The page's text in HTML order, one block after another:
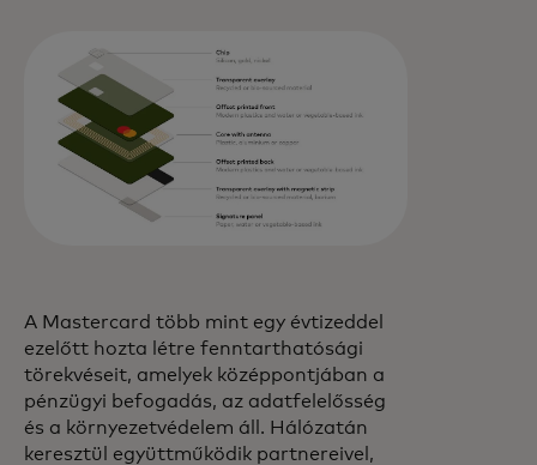
A Mastercard több mint egy évtizeddel
ezelőtt hozta létre fenntarthatósági
törekvéseit, amelyek középpontjában a
pénzügyi befogadás, az adatfelelősség
és a környezetvédelem áll. Hálózatán
keresztül együttműködik partnereivel,